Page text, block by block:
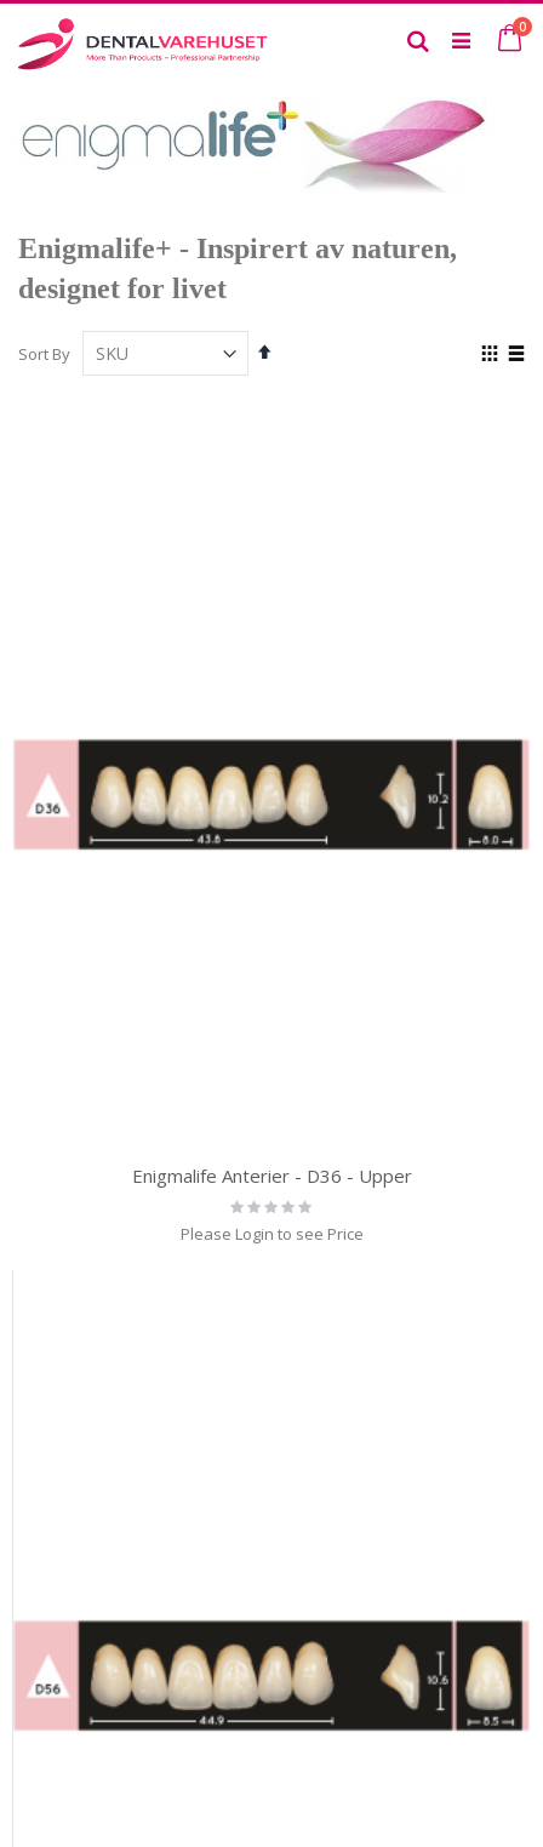
to
Content
0
Search
Enigmalife+ - Inspirert av naturen,
designet for livet
Sort By
Set
View
Enigmalife Anterier - D36 - Upper
Rating:
0%
Please Login to see Price